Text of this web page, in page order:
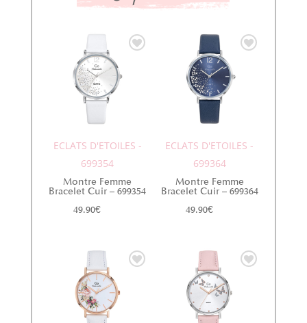
ECLATS D'ETOILES -
699354
Montre Femme
Bracelet Cuir – 699354
49.90€
ECLATS D'ETOILES -
699364
Montre Femme
Bracelet Cuir – 699364
49.90€